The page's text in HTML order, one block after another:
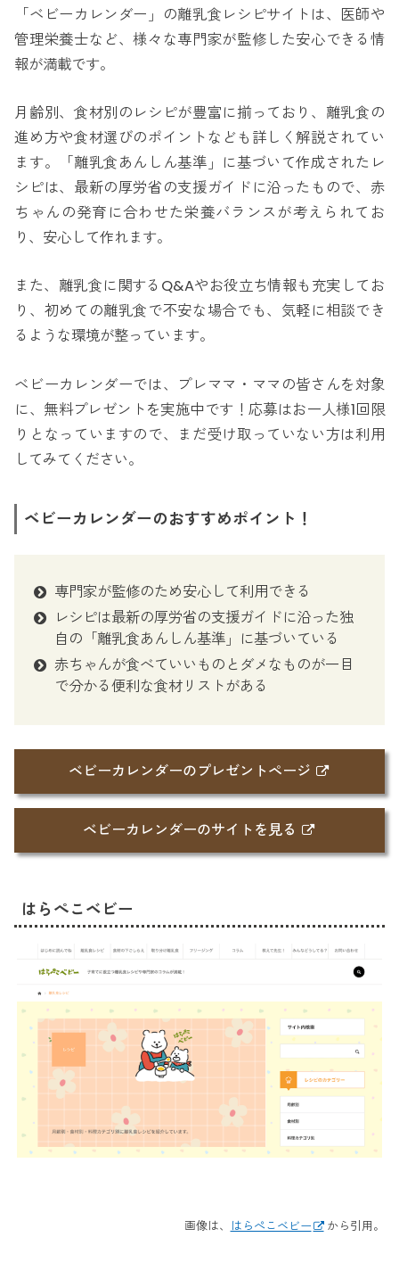
「ベビーカレンダー」の離乳食レシピサイトは、医師や
管理栄養士など、様々な専門家が監修した安心できる情
報が満載です。
月齢別、食材別のレシピが豊富に揃っており、離乳食の
進め方や食材選びのポイントなども詳しく解説されてい
ます。「離乳食あんしん基準」に基づいて作成されたレ
シピは、最新の厚労省の支援ガイドに沿ったもので、赤
ちゃんの発育に合わせた栄養バランスが考えられてお
り、安心して作れます。
また、離乳食に関するQ&Aやお役立ち情報も充実してお
り、初めての離乳食で不安な場合でも、気軽に相談でき
るような環境が整っています。
ベビーカレンダーでは、プレママ・ママの皆さんを対象
に、無料プレゼントを実施中です！応募はお一人様1回限
りとなっていますので、まだ受け取っていない方は利用
してみてください。
ベビーカレンダーのおすすめポイント！
専門家が監修のため安心して利用できる
レシピは最新の厚労省の支援ガイドに沿った独
自の「離乳食あんしん基準」に基づいている
赤ちゃんが食べていいものとダメなものが一目
で分かる便利な食材リストがある
ベビーカレンダーのプレゼントページ
ベビーカレンダーのサイトを見る
はらぺこベビー
画像は、 はらぺこベビー から引用。